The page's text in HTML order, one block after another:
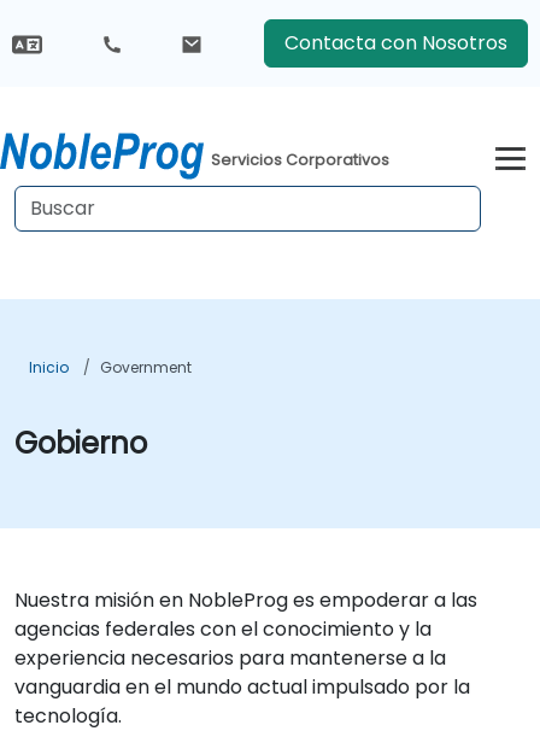
Contacta con Nosotros
Servicios Corporativos
Inicio Government
Gobierno
Nuestra misión en NobleProg es empoderar a las
agencias federales con el conocimiento y la
experiencia necesarios para mantenerse a la
vanguardia en el mundo actual impulsado por la
tecnología.